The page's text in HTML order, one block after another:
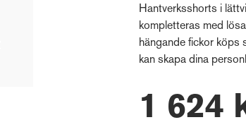
Hantverksshorts i
kompletteras med
hängande fickor köps
kan skapa dina
1 624